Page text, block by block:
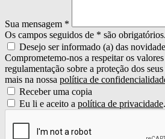
Sua mensagem *
Os campos seguidos de * são obrigatórios.
Desejo ser informado (a) das
Comprometemo-nos a respeitar os
regulamentação sobre a proteção dos
mais na nossa política de
Receber uma copia
Eu li e aceito a política de privacidade.